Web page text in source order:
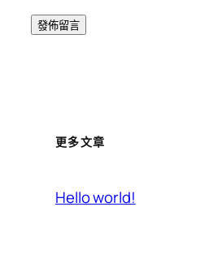
更多文章
Hello world!